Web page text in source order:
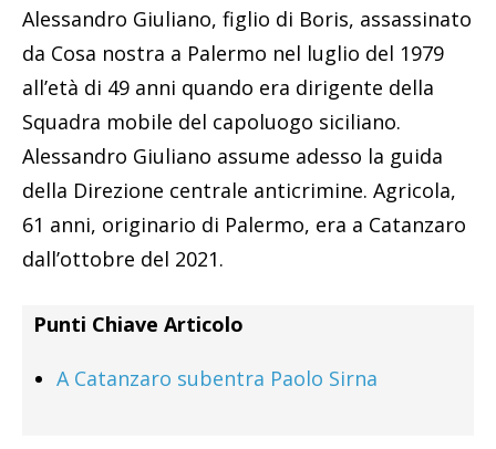
Alessandro Giuliano, figlio di Boris, assassinato
da Cosa nostra a Palermo nel luglio del 1979
all’età di 49 anni quando era dirigente della
Squadra mobile del capoluogo siciliano.
Alessandro Giuliano assume adesso la guida
della Direzione centrale anticrimine. Agricola,
61 anni, originario di Palermo, era a Catanzaro
dall’ottobre del 2021.
Punti Chiave Articolo
A Catanzaro subentra Paolo Sirna